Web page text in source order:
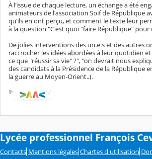
À l’issue de chaque lecture, un échange a été
animateurs de l'association Soif de République
qu’ils en ont perçu, et comment le texte leur
à la question "C'est quoi "faire République" pour
De jolies interventions des un.e.s et des autres
raccrocher les idées abordées à leur quotidien
ce que "réussir sa vie" ?", "on devrait nous
des candidats à la Présidence de la République
la guerre au Moyen-Orient..).
Lycée professionnel François
Contacts Mentions légales Chartes d'utilisation